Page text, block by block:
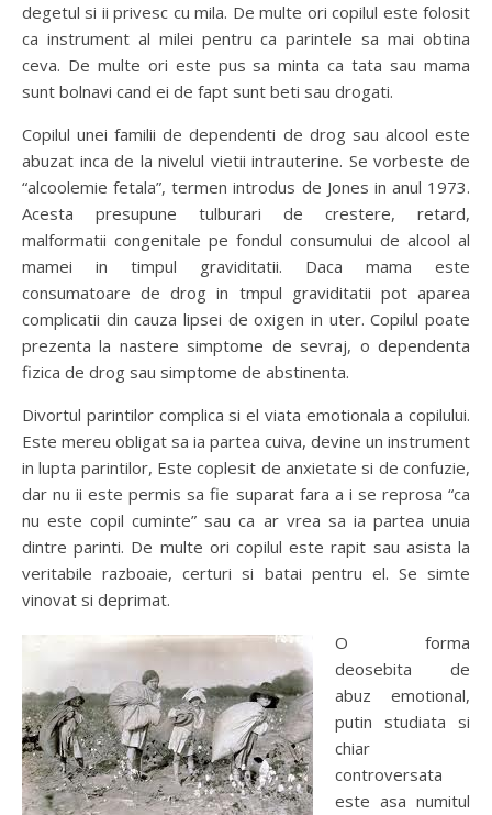
degetul si ii privesc cu mila. De multe ori copilul este folosit
ca instrument al milei pentru ca parintele sa mai obtina
ceva. De multe ori este pus sa minta ca tata sau mama
sunt bolnavi cand ei de fapt sunt beti sau drogati.
Copilul unei familii de dependenti de drog sau alcool este
abuzat inca de la nivelul vietii intrauterine. Se vorbeste de
“alcoolemie fetala”, termen introdus de Jones in anul 1973.
Acesta presupune tulburari de crestere, retard,
malformatii congenitale pe fondul consumului de alcool al
mamei in timpul graviditatii. Daca mama este
consumatoare de drog in tmpul graviditatii pot aparea
complicatii din cauza lipsei de oxigen in uter. Copilul poate
prezenta la nastere simptome de sevraj, o dependenta
fizica de drog sau simptome de abstinenta.
Divortul parintilor complica si el viata emotionala a copilului.
Este mereu obligat sa ia partea cuiva, devine un instrument
in lupta parintilor, Este coplesit de anxietate si de confuzie,
dar nu ii este permis sa fie suparat fara a i se reprosa “ca
nu este copil cuminte” sau ca ar vrea sa ia partea unuia
dintre parinti. De multe ori copilul este rapit sau asista la
veritabile razboaie, certuri si batai pentru el. Se simte
vinovat si deprimat.
O forma
deosebita de
abuz emotional,
putin studiata si
chiar
controversata
este asa numitul